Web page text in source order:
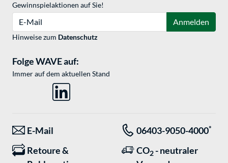
Gewinnspielaktionen auf Sie!
Anmelden
Hinweise zum Datenschutz
Folge WAVE auf:
Immer auf dem aktuellen Stand
E-Mail 06403-9050-4000*
Retoure &
CO2 - neutraler